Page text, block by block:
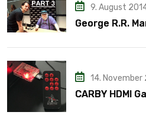
9. August
George R.R.
14. November
CARBY HDMI